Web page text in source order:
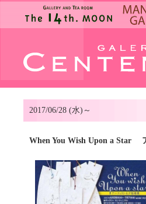
2017/06/28 (水)～
When You Wish Upon a Star